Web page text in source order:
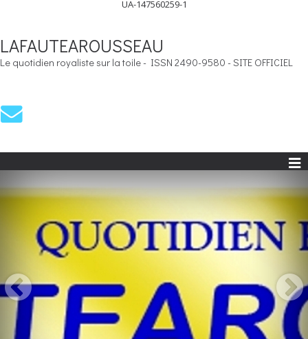
UA-147560259-1
LAFAUTEAROUSSEAU
Le quotidien royaliste sur la toile - ISSN 2490-9580 - SITE OFFICIEL